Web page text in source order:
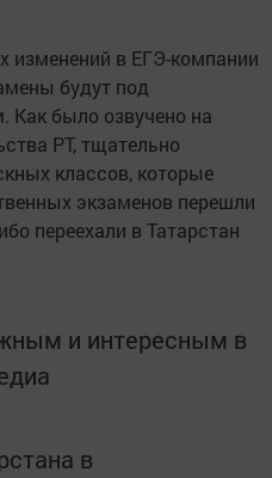
изменений в ЕГЭ-компании
будут под
было озвучено на
РТ, тщательно
классов, которые
экзаменов перешли
переехали в Татарстан
и интересным в
в